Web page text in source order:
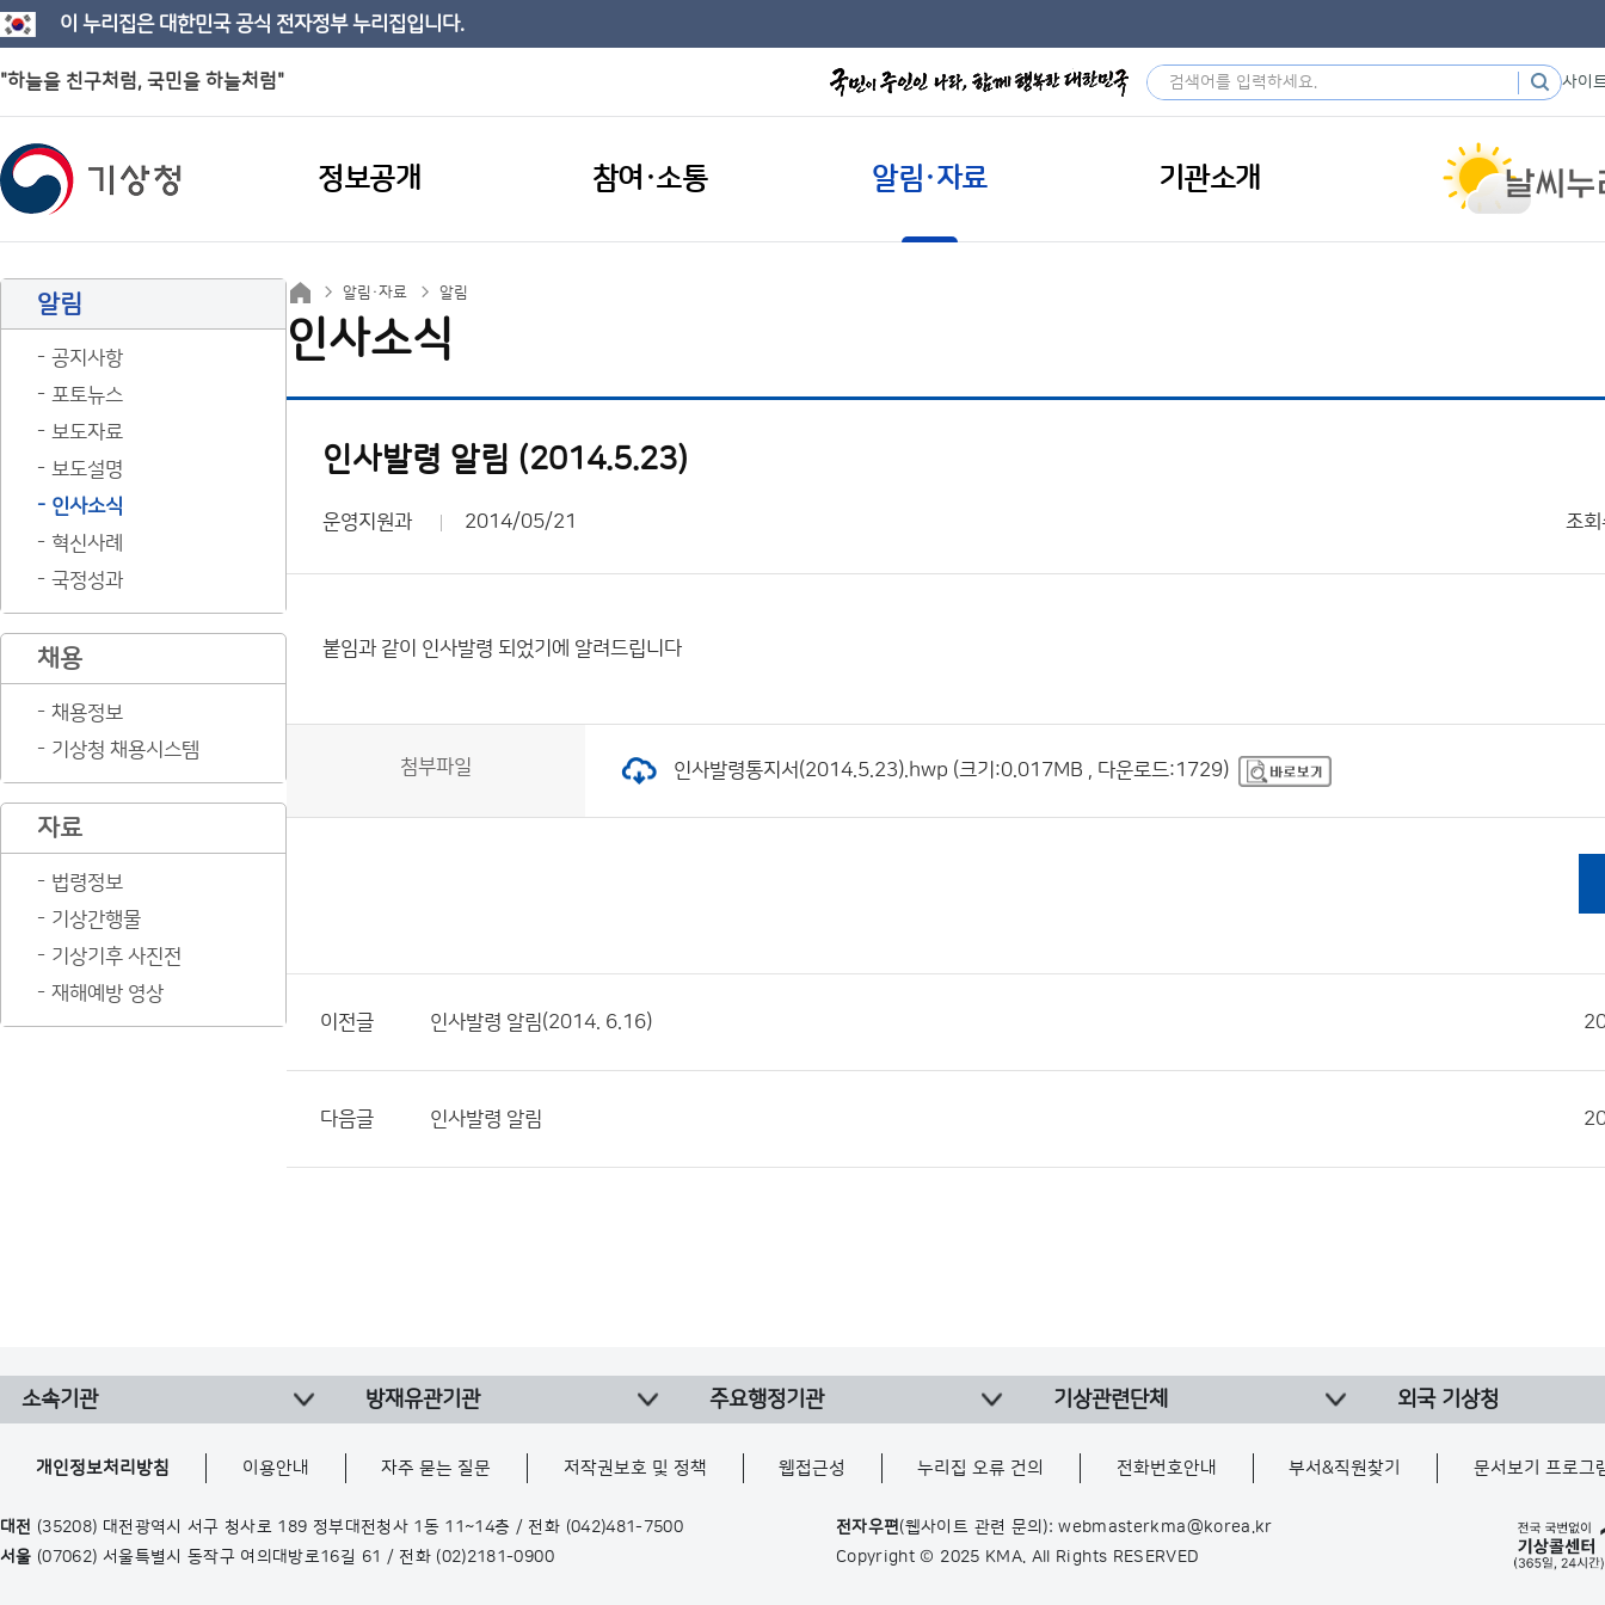
이 누리집은 대한민국 공식 전자정부 누리집입니다.
"하늘을 친구처럼, 국민을 하늘처럼" 사이
정보공개 참여·소통 알림·자료 기관소개
알림
공지사항
포토뉴스
보도자료
보도설명
인사소식
혁신사례
국정성과
채용
채용정보
기상청 채용시스템
자료
법령정보
기상간행물
기상기후 사진전
재해예방 영상
알림·자료 알림
인사소식
인사발령 알림 (2014.5.23)
운영지원과 2014/05/21 조회
붙임과 같이 인사발령 되었기에 알려드립니다
첨부파일 인사발령통지서(2014.5.23).hwp (크기:0.017MB , 다운로드:1729)
이전글 인사발령 알림(2014. 6.16)
다음글 인사발령 알림
소속기관 방재유관기관 주요행정기관 기상관련단체 외국 기상청
개인정보처리방침 이용안내 자주 묻는 질문 저작권보호 및 정책 웹접근성 누리집 오류 건의 전화번호안내 부서&직원찾기 문서보기 프로그
대전 (35208) 대전광역시 서구 청사로 189 정부대전청사 1동 11~14층 / 전화 (042)481-7500
서울 (07062) 서울특별시 동작구 여의대방로16길 61 / 전화 (02)2181-0900
전자우편(웹사이트 관련 문의): webmasterkma@korea.kr
Copyright © 2025 KMA. All Rights RESERVED